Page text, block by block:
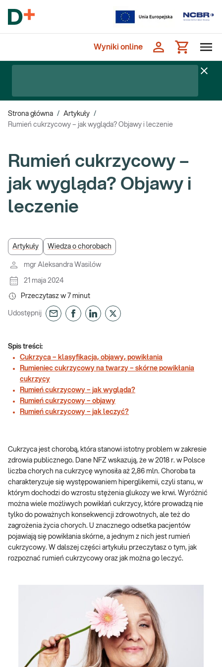
Wyniki online
Strona główna / Artykuły /
Rumień cukrzycowy – jak wygląda? Objawy i leczenie
Rumień cukrzycowy –
jak wygląda? Objawy i
leczenie
Artykuły Wiedza o chorobach
mgr Aleksandra Wasilów
21 maja 2024
Przeczytasz w 7 minut
Udostępnij
Spis treści:
Cukrzyca – klasyfikacja, objawy, powikłania
Rumieniec cukrzycowy na twarzy – skórne powikłania
cukrzycy
Rumień cukrzycowy – jak wygląda?
Rumień cukrzycowy – objawy
Rumień cukrzycowy – jak leczyć?
Cukrzyca jest chorobą, która stanowi istotny problem w zakresie
zdrowia publicznego. Dane NFZ wskazują, że w 2018 r. w Polsce
liczba chorych na cukrzycę wynosiła aż 2,86 mln. Choroba ta
charakteryzuje się występowaniem hiperglikemii, czyli stanu, w
którym dochodzi do wzrostu stężenia glukozy we krwi. Wyróżnić
można wiele możliwych powikłań cukrzycy, które prowadzą nie
tylko do poważnych konsekwencji zdrowotnych, ale też do
zagrożenia życia chorych. U znacznego odsetka pacjentów
pojawiają się powikłania skórne, a jednym z nich jest rumień
cukrzycowy. W dalszej części artykułu przeczytasz o tym, jak
rozpoznać rumień cukrzycowy oraz jak można go leczyć.